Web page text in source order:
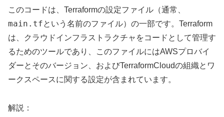
このコードは、Terraformの設定ファイル（通常、
main.tfという名前のファイル）の一部です。Terraform
は、クラウドインフラストラクチャをコードとして管理す
るためのツールであり、このファイルにはAWSプロバイ
ダーとそのバージョン、およびTerraformCloudの組織とワ
ークスペースに関する設定が含まれています。
解説：